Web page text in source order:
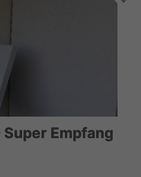
Empfang